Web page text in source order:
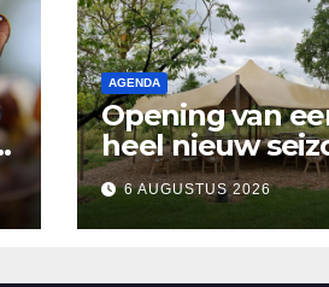
AGENDA
Opening van
heel nieuw
Vertelpodium
Lopende Vuur’.
Landelijke
6 AUGUSTUS 2026